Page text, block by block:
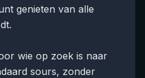
genieten van alle
wie op zoek is naar
sours, zonder